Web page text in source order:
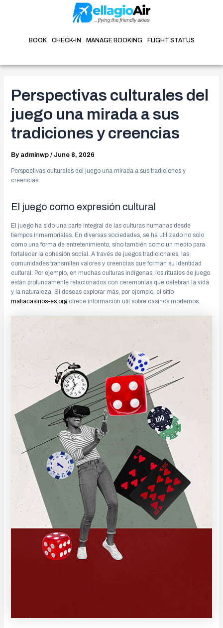
BOOK CHECK-IN MANAGE BOOKING FLIGHT STATUS
Perspectivas culturales del
juego una mirada a sus
tradiciones y creencias
By adminwp / June 8, 2026
Perspectivas culturales del juego una mirada a sus tradiciones y
creencias
El juego como expresión cultural
El juego ha sido una parte integral de las culturas humanas desde
tiempos inmemoriales. En diversas sociedades, se ha utilizado no solo
como una forma de entretenimiento, sino también como un medio para
fortalecer la cohesión social. A través de juegos tradicionales, las
comunidades transmiten valores y creencias que forman su identidad
cultural. Por ejemplo, en muchas culturas indígenas, los rituales de juego
están profundamente relacionados con ceremonias que celebran la vida
y la naturaleza. Si deseas explorar más, por ejemplo, el sitio
mafiacasinos-es.orgofrece información útil sobre casinos modernos.